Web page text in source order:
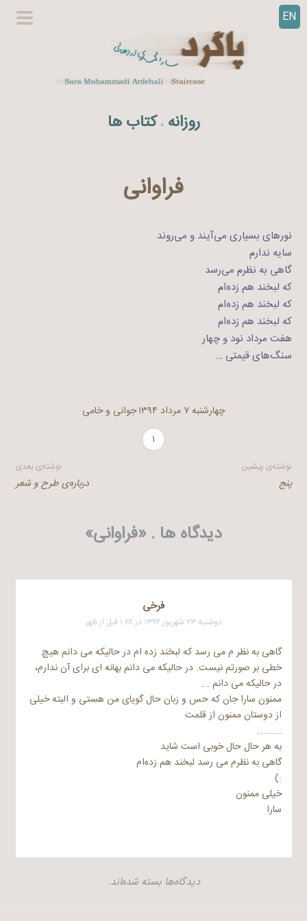
EN
روزانه . کتاب ها
فراوانی
نورهای بسیاری می‌آیند و می‌روند
سایه ندارم
گاهی به نظرم می‌رسد
که لبخند هم زده‌ام
که لبخند هم زده‌ام
که لبخند هم زده‌ام
هفت مرداد نود و چهار
سنگ‌های قیمتی …
چهارشنبه ۷ مرداد ۱۳۹۴
جوانی و خامی
۱
راهبری
نوشته
نوشته‌ی پیشین
پنج
نوشته‌ی بعدی
درباره‌ی طرح و شعر
دیدگاه ها . «فراوانی»
فرخی
دوشنبه ۲۳ شهریور ۱۳۹۴ در ۱:۲۸ قبل از ظهر
گاهی به نظر م می رسد که لبخند زده ام در حالیکه می دانم هیچ
خطی بر صورتم نیست. در حالیکه می دانم بهانه ای برای آن ندارم،
در حالیکه می دانم ….
ممنون سارا جان که حس و زبان حال گویای من هستی و البته خیلی
از دوستان ممنون از قلمت
………..
به هر حال حال خوبی است شاید
گاهی به نظرم می رسد لبخند هم زده‌ام
:)
خیلی ممنون
سارا
دیدگاه‌ها بسته شده‌اند.